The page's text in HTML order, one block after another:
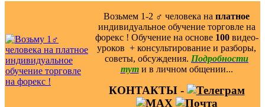
Возьмем 1-2 ‍♂️ человека на платное
индивидуальное обучение торговле на
форекс ! Обучение на основе 100видео-
уроков ️ + консультирование и разборы,
советы, обсуждения. Подробности
тут и в личном общении...
КОНТАКТЫ -